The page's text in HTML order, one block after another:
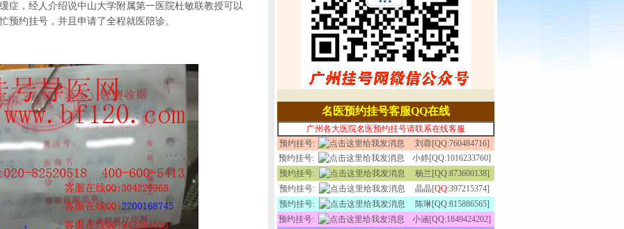
症，经人介绍说中山大学附属第一医院杜敏联教授可以
预约挂号，并且申请了全程就医陪诊。
名医预约挂号客服QQ在线
广州各大医院名医预约挂号请联系在线客服
预约挂号:
刘蓉[QQ:760484716]
预约挂号:
小婷[QQ:1016233760]
预约挂号:
杨兰[QQ:873600138]
预约挂号:
晶晶[QQ:397215374]
预约挂号:
陈琳[QQ:815886565]
预约挂号:
小涵[QQ:1849424202]